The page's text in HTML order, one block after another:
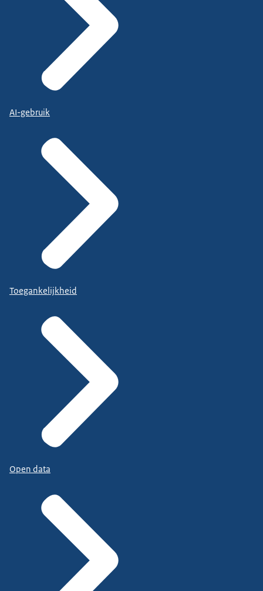
AI-gebruik
Toegankelijkheid
Open data